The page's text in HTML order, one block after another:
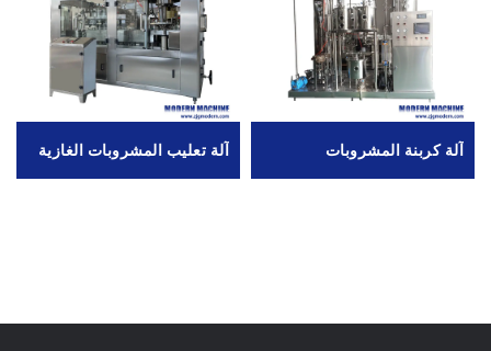
آلة كربنة المشروبات آلة تعليب المشروبات الغازية